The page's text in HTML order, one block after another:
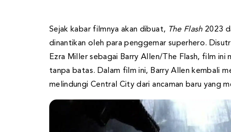
Sejak kabar filmnya akan dibuat, The Flash 2023
dinantikan oleh para penggemar superhero.
Ezra Miller sebagai Barry Allen/The Flash, film
tanpa batas. Dalam film ini, Barry Allen kembali
melindungi Central City dari ancaman baru yang